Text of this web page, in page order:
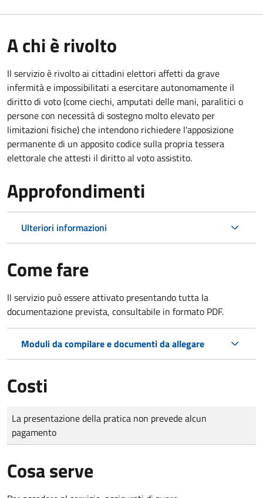
A chi è rivolto
Il servizio è rivolto ai cittadini elettori affetti da grave
infermità e impossibilitati a esercitare autonomamente il
diritto di voto (come ciechi, amputati delle mani, paralitici o
persone con necessità di sostegno molto elevato per
limitazioni fisiche) che intendono richiedere l'apposizione
permanente di un apposito codice sulla propria tessera
elettorale che attesti il diritto al voto assistito.
Approfondimenti
Ulteriori informazioni
Come fare
Il servizio può essere attivato presentando tutta la
documentazione prevista, consultabile in formato PDF.
Moduli da compilare e documenti da allegare
Costi
Tipo di pagamento
Importo
La presentazione della pratica non prevede alcun
pagamento
Cosa serve